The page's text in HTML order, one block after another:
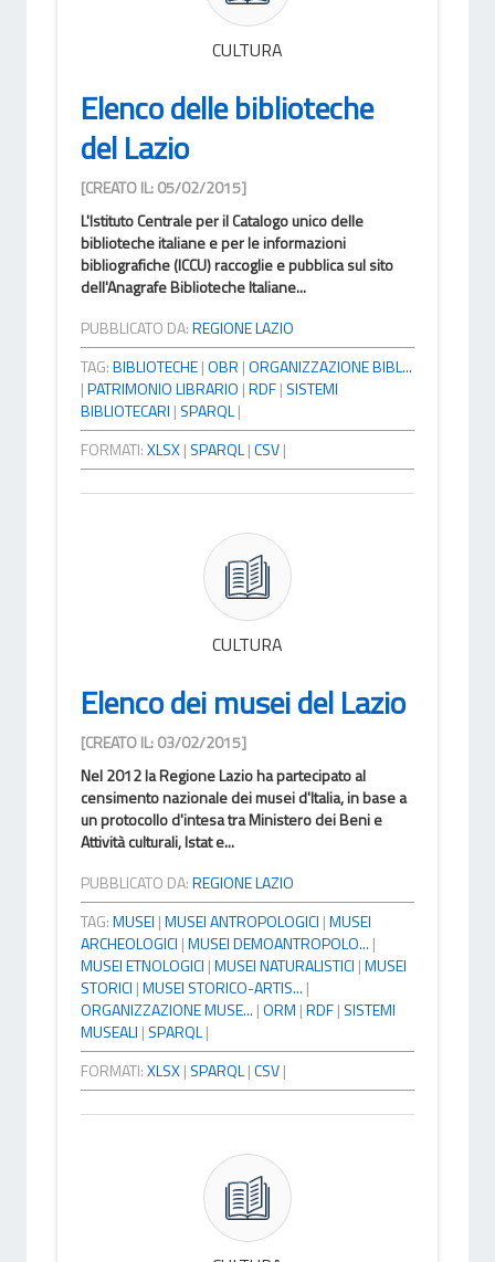
CULTURA
Elenco delle biblioteche
del Lazio
[CREATO IL: 05/02/2015]
L'Istituto Centrale per il Catalogo unico delle
biblioteche italiane e per le informazioni
bibliografiche (ICCU) raccoglie e pubblica sul sito
dell'Anagrafe Biblioteche Italiane...
PUBBLICATO DA:REGIONE LAZIO
TAG:BIBLIOTECHE|OBR |ORGANIZZAZIONE BIBL...
|PATRIMONIO LIBRARIO |RDF| SISTEMI
BIBLIOTECARI | SPARQL|
FORMATI:XLSX| SPARQL|CSV|
CULTURA
Elenco dei musei del Lazio
[CREATO IL: 03/02/2015]
Nel 2012 la Regione Lazio ha partecipato al
censimento nazionale dei musei d'Italia, in base a
un protocollo d'intesa tra Ministero dei Beni e
Attività culturali, Istat e...
PUBBLICATO DA:REGIONE LAZIO
TAG:MUSEI |MUSEI ANTROPOLOGICI |MUSEI
ARCHEOLOGICI |MUSEI DEMOANTROPOLO... |
MUSEI ETNOLOGICI |MUSEI NATURALISTICI |MUSEI
STORICI |MUSEI STORICO-ARTIS... |
ORGANIZZAZIONE MUSE... |ORM |RDF| SISTEMI
MUSEALI | SPARQL|
FORMATI:XLSX| SPARQL|CSV|